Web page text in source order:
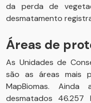
da perda de
desmatamento
Áreas de
As Unidades de
são as áreas mais
MapBiomas.
desmatados